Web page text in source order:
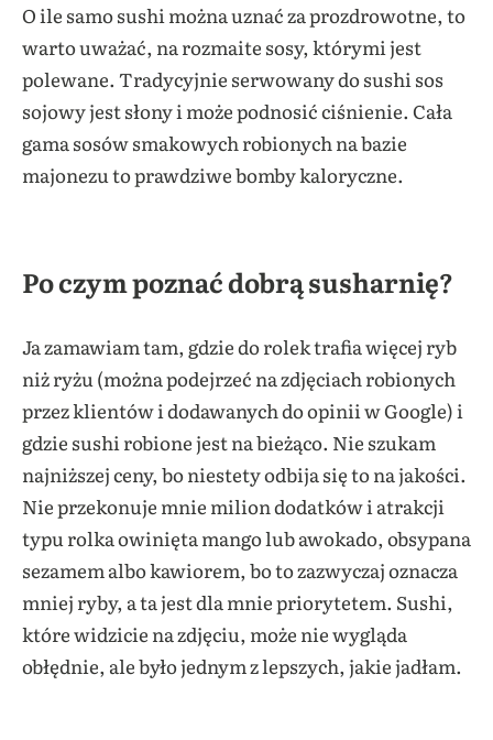
O ile samo sushi można uznać za prozdrowotne, to
warto uważać, na rozmaite sosy, którymi jest
polewane. Tradycyjnie serwowany do sushi sos
sojowy jest słony i może podnosić ciśnienie. Cała
gama sosów smakowych robionych na bazie
majonezu to prawdziwe bomby kaloryczne.
Po czym poznać dobrą susharnię?
Ja zamawiam tam, gdzie do rolek trafia więcej ryb
niż ryżu (można podejrzeć na zdjęciach robionych
przez klientów i dodawanych do opinii w Google) i
gdzie sushi robione jest na bieżąco. Nie szukam
najniższej ceny, bo niestety odbija się to na jakości.
Nie przekonuje mnie milion dodatków i atrakcji
typu rolka owinięta mango lub awokado, obsypana
sezamem albo kawiorem, bo to zazwyczaj oznacza
mniej ryby, a ta jest dla mnie priorytetem. Sushi,
które widzicie na zdjęciu, może nie wygląda
obłędnie, ale było jednym z lepszych, jakie jadłam.